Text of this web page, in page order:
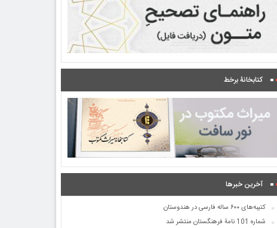
کتابخانۀ برخط
آخرین خبرها
کتیبه‌های ۶۰۰ ساله فارسی در هندوستان
شماره 101 نامۀ فرهنگستان منتشر شد